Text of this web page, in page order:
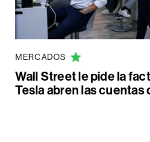
MERCADOS
Wall Street le pide la
Tesla abren las